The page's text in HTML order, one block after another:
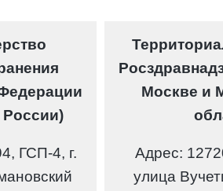
ГСП-4, г.
Москве и
Адрес:
улица